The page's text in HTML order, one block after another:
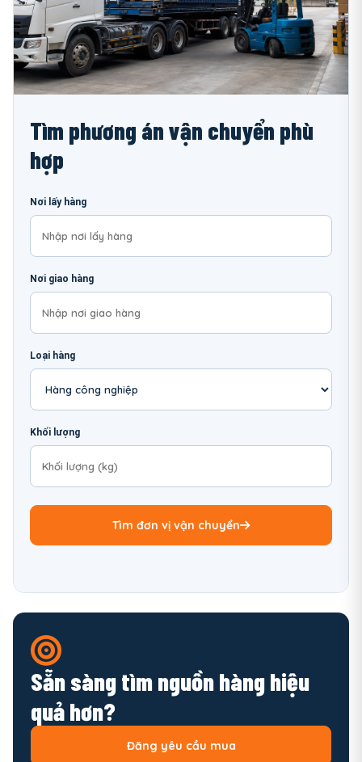
Tìm phương án vận chuyển phù
hợp
Nơi lấy hàng
Nơi giao hàng
Loại hàng
Khối lượng
Tìm đơn vị vận chuyển
Sẵn sàng tìm nguồn hàng hiệu
quả hơn?
Đăng yêu cầu mua